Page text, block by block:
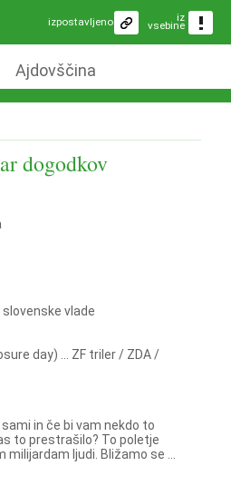
iz
vsebine
izpostavljeno
Ajdovščina
dogodkov
vlade
day) ... ZF triler / ZDA /
in če bi vam nekdo to
to prestrašilo? To poletje
milijardam ljudi. Bližamo se ...